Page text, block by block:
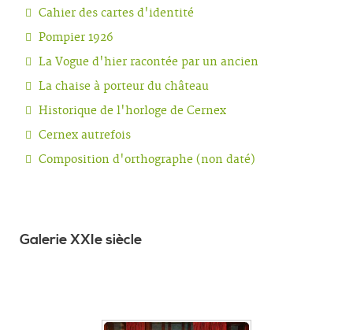
Cahier des cartes d'identité
Pompier 1926
La Vogue d'hier racontée par un ancien
La chaise à porteur du château
Historique de l'horloge de Cernex
Cernex autrefois
Composition d'orthographe (non daté)
Galerie XXIe siècle